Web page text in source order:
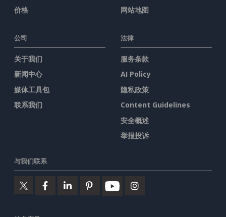
价格
网站地图
公司
关于我们
新闻中心
媒体工具包
联系我们
法律
服务条款
AI Policy
隐私政策
Content Guidelines
安全概述
举报投诉
与我们联系